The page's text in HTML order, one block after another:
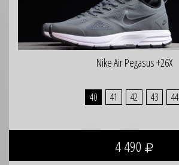
Nike Air Pegasus +26X
40 41 42 43 44
4 490